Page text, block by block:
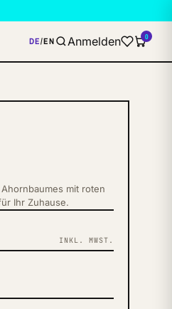
DE/EN Anmelden 0
mit roten
Ihr Zuhause.
INKL. MWST.